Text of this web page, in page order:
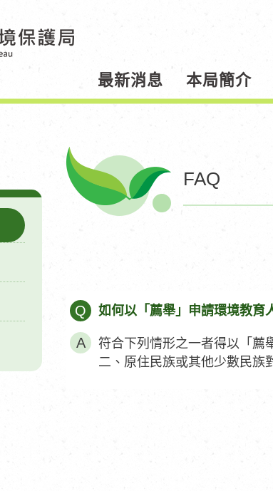
最新消息 本局簡介
FAQ
Q 如何以「薦舉」申請環境教育
符合下列情形之一者得以「薦
二、原住民族或其他少數民族